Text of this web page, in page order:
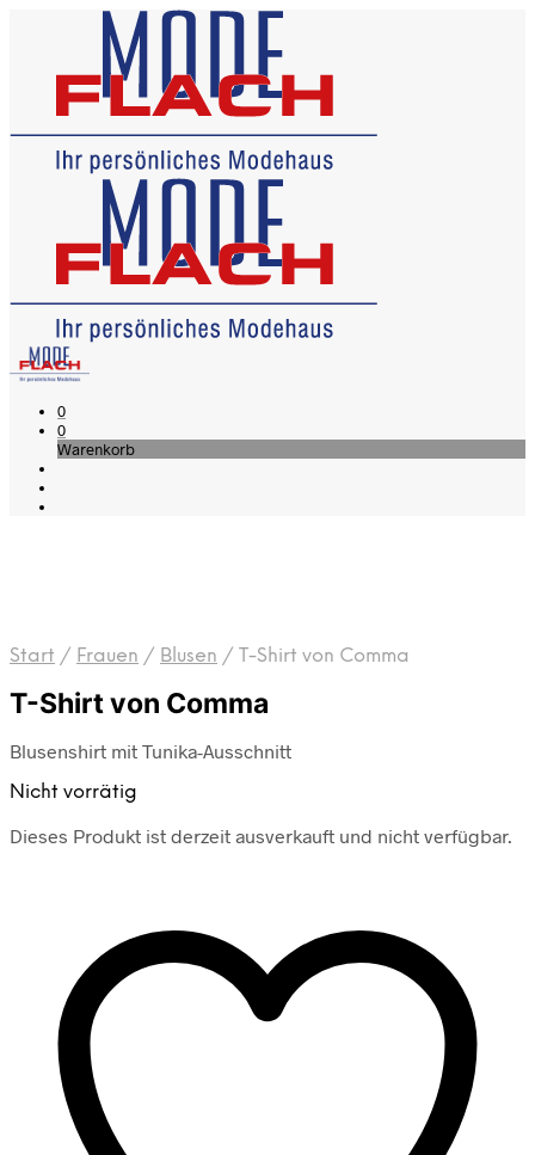
0
0
Warenkorb
Start / Frauen / Blusen / T-Shirt von Comma
T-Shirt von Comma
Blusenshirt mit Tunika-Ausschnitt
Nicht vorrätig
Dieses Produkt ist derzeit ausverkauft und nicht verfügbar.